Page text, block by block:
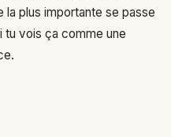
plus importante se passe
vois ça comme une